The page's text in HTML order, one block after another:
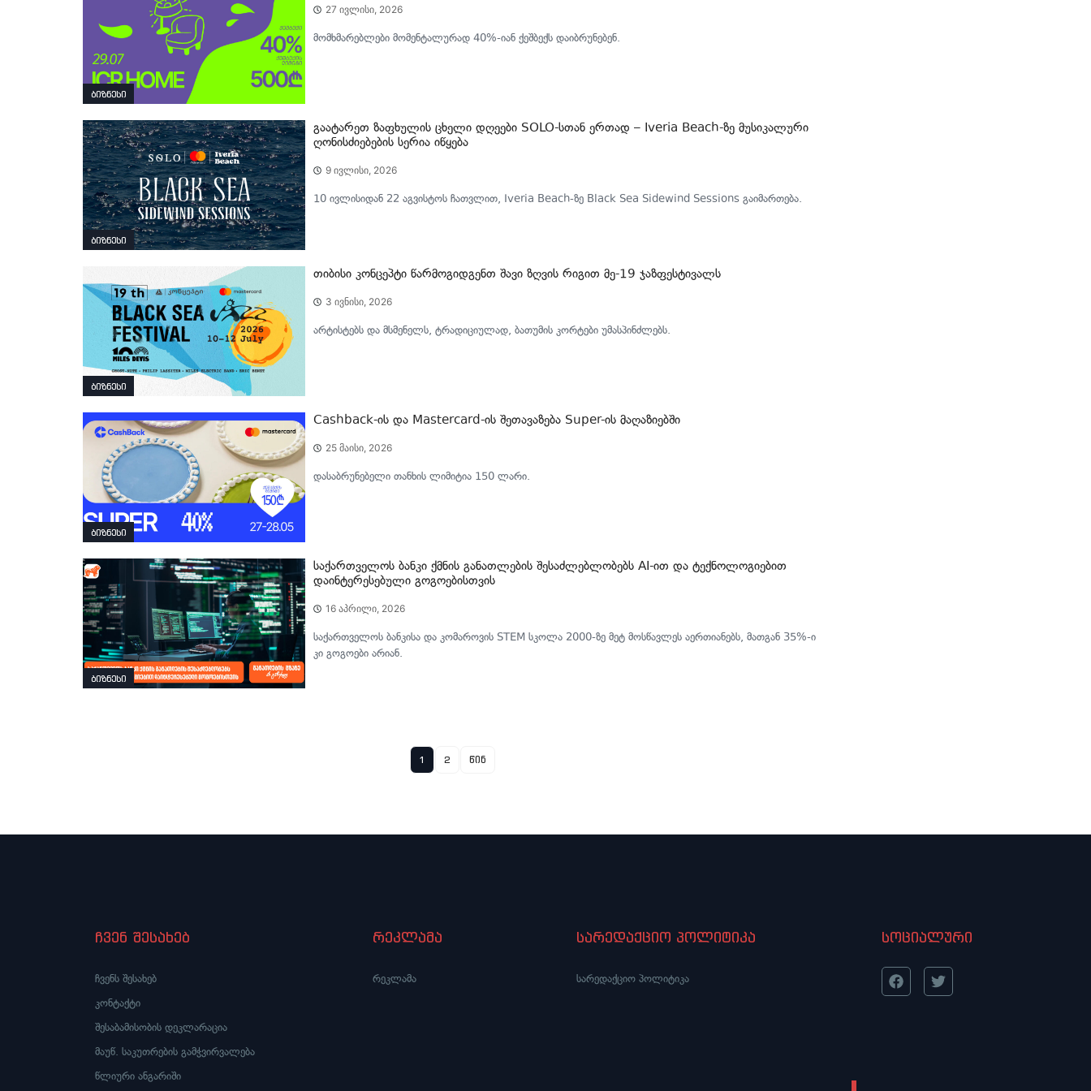
ბიზნესი
27 ივლისი, 2026
მომხმარებლები მომენტალურად 40%-იან ქეშბექს დაიბრუნებენ.
ბიზნესი
გაატარეთ ზაფხულის ცხელი დღეები SOLO-სთან ერთად – Iveria Beach-ზე მუსიკალური
ღონისძიებების სერია იწყება
9 ივლისი, 2026
10 ივლისიდან 22 აგვისტოს ჩათვლით, Iveria Beach-ზე Black Sea Sidewind Sessions გაიმართება.
ბიზნესი
თიბისი კონცეპტი წარმოგიდგენთ შავი ზღვის რიგით მე-19 ჯაზფესტივალს
3 ივნისი, 2026
არტისტებს და მსმენელს, ტრადიციულად, ბათუმის კორტები უმასპინძლებს.
ბიზნესი
Cashback-ის და Mastercard-ის შეთავაზება Super-ის მაღაზიებში
25 მაისი, 2026
დასაბრუნებელი თანხის ლიმიტია 150 ლარი.
ბიზნესი
საქართველოს ბანკი ქმნის განათლების შესაძლებლობებს AI-ით და ტექნოლოგიებით
დაინტერესებული გოგოებისთვის
16 აპრილი, 2026
საქართველოს ბანკისა და კომაროვის STEM სკოლა 2000-ზე მეტ მოსწავლეს აერთიანებს, მათგან 35%-ი
კი გოგოები არიან.
1 2 წინ
ჩვენ შესახებ
ჩვენს შესახებ
კონტაქტი
შესაბამისობის დეკლარაცია
მაუწ. საკუთრების გამჭვირვალება
წლიური ანგარიში
რეკლამა
რეკლამა
სარედაქციო პოლიტიკა
სარედაქციო პოლიტიკა
სოციალური